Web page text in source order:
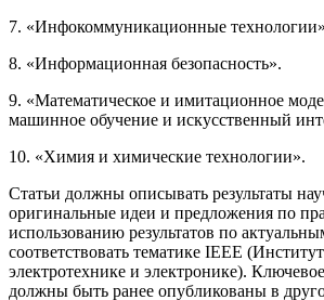
7. «Инфокоммуникационные
8. «Информационная безопасность».
​9​. «Математическое и имитационное
машинное обучение и искусственный
10. «Химия и химические технологии».
Статьи должны описывать результаты
оригинальные идеи и предложения по
использованию результатов по
соответствовать тематике IEEE
электротехнике и электронике).
должны быть ранее опубликованы в